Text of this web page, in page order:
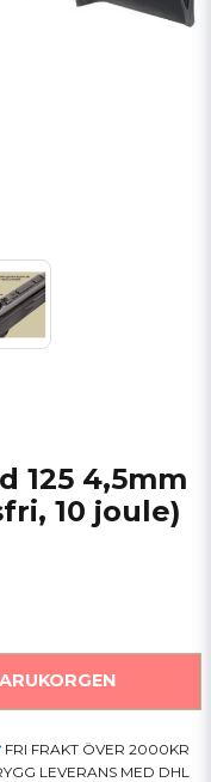
125 4,5mm
10 joule)
FRI FRAKT ÖVER 2000KR
LEVERANS MED DHL